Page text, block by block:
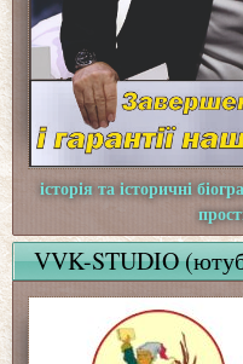
історія та історичні
VVK-STUDIO